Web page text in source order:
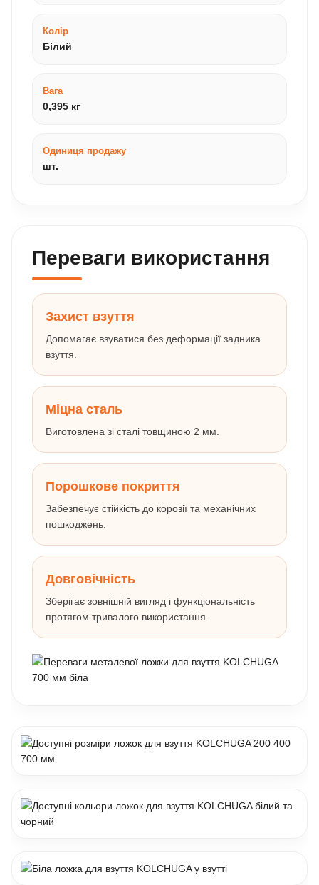
Колір
Білий
Вага
0,395 кг
Одиниця продажу
шт.
Переваги використання
Захист взуття
Допомагає взуватися без деформації задника
взуття.
Міцна сталь
Виготовлена зі сталі товщиною 2 мм.
Порошкове покриття
Забезпечує стійкість до корозії та механічних
пошкоджень.
Довговічність
Зберігає зовнішній вигляд і функціональність
протягом тривалого використання.